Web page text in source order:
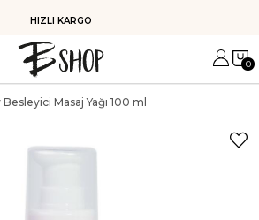
HIZLI KARGO
0
Masaj Yağı 100 ml